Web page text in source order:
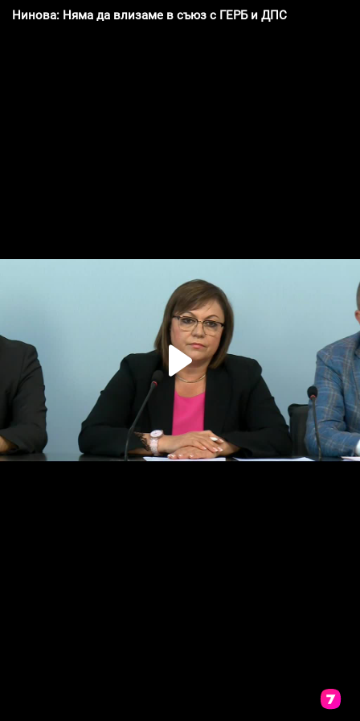
Нинова: Няма да влизаме в съюз с ГЕРБ и ДПС